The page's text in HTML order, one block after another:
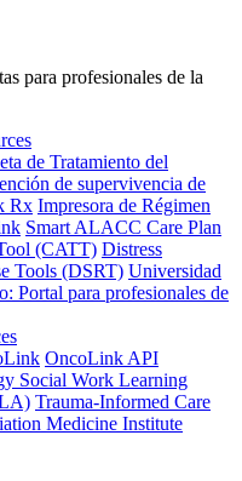
para profesionales de la
de Tratamiento del
de supervivencia de
Rx Impresora de Régimen
Smart ALACC Care Plan
(CATT) Distress
Tools (DSRT) Universidad
Portal para profesionales de
OncoLink API
Social Work Learning
Trauma-Informed Care
Medicine Institute